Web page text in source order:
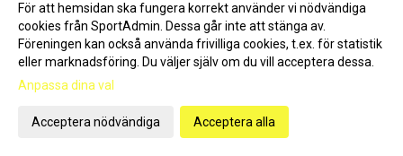
Inför IFK Berga - Lindsdals IF 2017-05-19 16:09
Lindsdals IF - Kvarnby IK 5-1 2017-05-15 17:25
Inför Lindsdals IF - Kvarnby IK 2017-05-13 08:49
IFK Hässleholm - Lindsdals IF 0-2
Inför IFK Hässleholm - Lindsdals IF
För att hemsidan ska fungera korrekt använder vi nödvändiga
cookies från SportAdmin. Dessa går inte att stänga av.
Föreningen kan också använda frivilliga cookies, t.ex. för statistik
eller marknadsföring. Du väljer själv om du vill acceptera dessa.
Anpassa dina val
Acceptera nödvändiga Acceptera alla